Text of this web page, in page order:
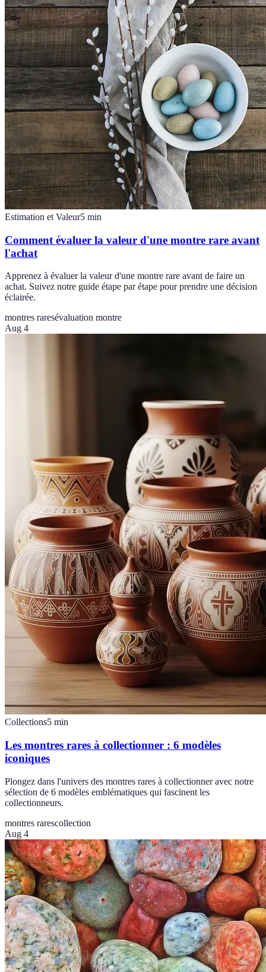
Estimation et Valeur5 min
Comment évaluer la valeur d'une montre rare avant
l'achat
Apprenez à évaluer la valeur d'une montre rare avant de faire un
achat. Suivez notre guide étape par étape pour prendre une décision
éclairée.
montres raresévaluation montre
Aug 4
Collections5 min
Les montres rares à collectionner : 6 modèles
iconiques
Plongez dans l'univers des montres rares à collectionner avec notre
sélection de 6 modèles emblématiques qui fascinent les
collectionneurs.
montres rarescollection
Aug 4